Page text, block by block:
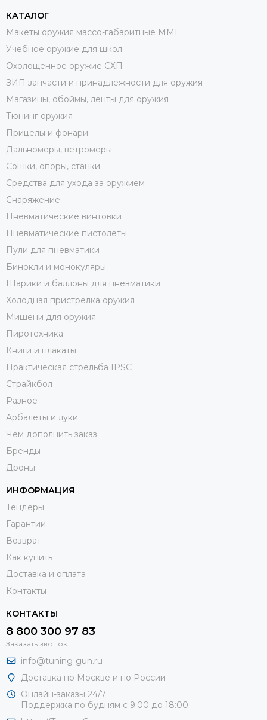
КАТАЛОГ
Макеты оружия массо-габаритные ММГ
Учебное оружие для школ
Охолощенное оружие СХП
ЗИП запчасти и принадлежности для оружия
Магазины, обоймы, ленты для оружия
Тюнинг оружия
Прицелы и фонари
Дальномеры, ветромеры
Сошки, опоры, станки
Средства для ухода за оружием
Снаряжение
Пневматические винтовки
Пневматические пистолеты
Пули для пневматики
Бинокли и монокуляры
Шарики и баллоны для пневматики
Холодная пристрелка оружия
Мишени для оружия
Пиротехника
Книги и плакаты
Практическая стрельба IPSC
Страйкбол
Разное
Арбалеты и луки
Чем дополнить заказ
Бренды
Дроны
ИНФОРМАЦИЯ
Тендеры
Гарантии
Возврат
Как купить
Доставка и оплата
Контакты
КОНТАКТЫ
8 800 300 97 83
Заказать звонок
info@tuning-gun.ru
Доставка по Москве и по России
Онлайн-заказы 24/7
Поддержка по будням с 9:00 до 18:00